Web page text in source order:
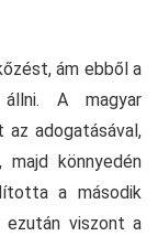
ám ebből a
A magyar
az adogatásával,
könnyedén
a második
viszont a